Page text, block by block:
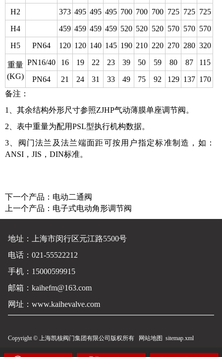
H2
373 495 495 495 700 700 700 725 725 725
H4
459 459 459 459 520 520 520 570 570 570
H5
PN64 120 120 140 145 190 210 220 270 280 320
重量
(KG)
PN16/40 16 19 22 23 39 50 59 80 87
115
PN64
21 24 31 33 49 75 92 129 137 170
备注：
1、其余结构外形尺寸参照ZJHP气动薄膜单座调节阀。
2、表中重量为配用PSL型执行机构数据。
3、阀门法兰及法兰端面距可按用户指定标准制造，如：
ANSI，JIS，DIN标准。
下一个产品： 电动二通阀
上一个产品： 电子式电动角形调节阀
地址：上海市闵行区元江路5500号
电话：021-55522212
手机：15000599915
邮箱：kaihefm@163.com
网址： www.kaihevalve.com
Copyright © 上海凯核阀门集团有限公司版权所有 网站地图 sitemap.xml